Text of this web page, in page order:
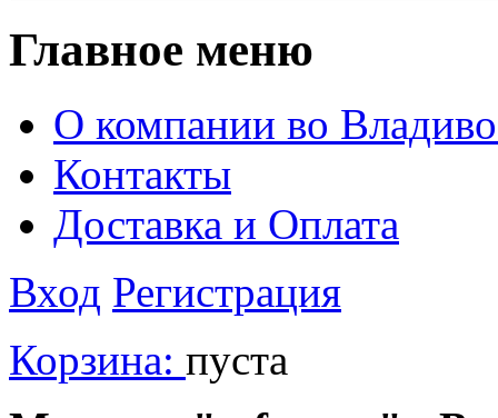
Главное меню
О компании во
Контакты
Доставка и Оплата
Вход Регистрация
Корзина: пуста